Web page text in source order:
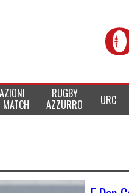
MATCH
RUGBY
AZZURRO URC